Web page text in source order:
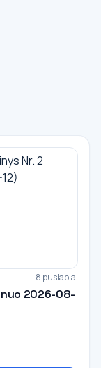
8 puslapiai
nuo 2026-08-